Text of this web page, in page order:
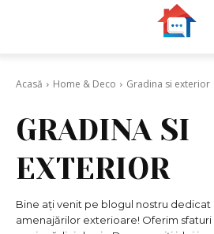
Acasă Home & Deco Gradina si exterior
GRADINA SI
EXTERIOR
Bine ați venit pe blogul nostru dedicat
amenajărilor exterioare! Oferim